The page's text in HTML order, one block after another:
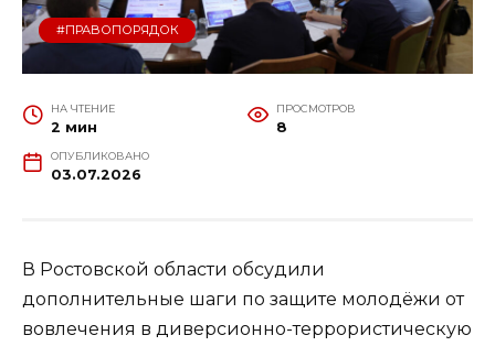
#ПРАВОПОРЯДОК
НА ЧТЕНИЕ
2 мин
ПРОСМОТРОВ
8
ОПУБЛИКОВАНО
03.07.2026
В Ростовской области обсудили
дополнительные шаги по защите молодёжи от
вовлечения в диверсионно-террористическую